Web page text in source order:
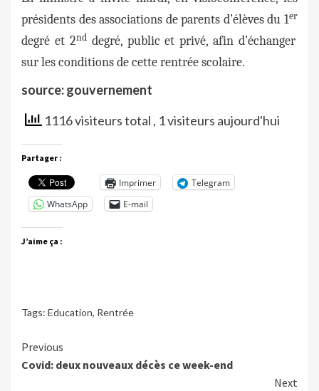
présidents des associations de parents d’élèves du 1er
degré et 2nddegré, public et privé, afin d’échanger
sur les conditions de cette rentrée scolaire.
source: gouvernement
1116 visiteurs total , 1 visiteurs aujourd'hui
Partager :
Imprimer
Telegram
WhatsApp
E-mail
J’aime ça :
Tags: Education, Rentrée
Continue
Reading
Previous
Covid: deux nouveaux décès ce week-end
Next